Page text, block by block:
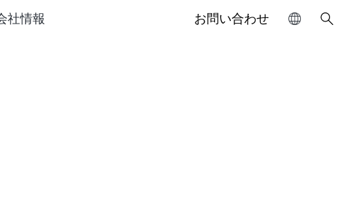
社情報 お問い合わせ